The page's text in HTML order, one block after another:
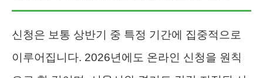
신청은 보통 상반기 중 특정 기간에 집중적으로
이루어집니다. 2026년에도 온라인 신청을 원칙